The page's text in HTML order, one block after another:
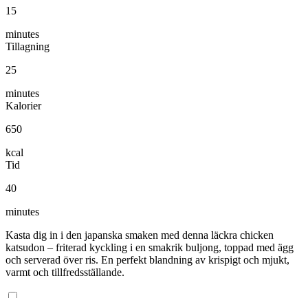
15
minutes
Tillagning
25
minutes
Kalorier
650
kcal
Tid
40
minutes
Kasta dig in i den japanska smaken med denna läckra chicken
katsudon – friterad kyckling i en smakrik buljong, toppad med ägg
och serverad över ris. En perfekt blandning av krispigt och mjukt,
varmt och tillfredsställande.